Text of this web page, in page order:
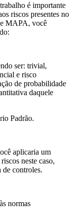
é importante
riscos presentes no
MAPA, você
ser: trivial,
e risco
de probabilidade
daquele
Padrão.
aplicaria um
neste caso,
de controles.
normas